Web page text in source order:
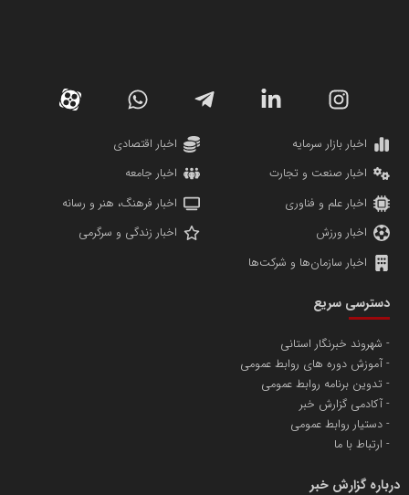
دانشگاه سئوی ایران
پایگاه اطلاع رسانی اعتلای نهادهای مردمی
تامین آهن اسفنجی تولیدکنندگان فولاد در کشور
مریم حاج نوروز نظری
مسعودصادقی
اخبار بازار سرمایه
اخبار اقتصادی
اخبار صنعت و تجارت
اخبار جامعه
اخبار علم و فناوری
اخبار فرهنگ، هنر و رسانه
اخبار ورزش
اخبار زندگی و سرگرمی
اخبار سازمان‌ها و شرکت‌ها
دسترسی سریع
شهروند خبرنگار استانی
آموزش دوره های روابط عمومی
تدوین برنامه روابط عمومی
آکادمی گزارش خبر
دستیار روابط عمومی
ارتباط با ما
درباره گزارش خبر